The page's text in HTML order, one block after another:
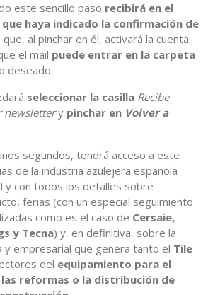
este sencillo paso recibirá en el
haya indicado la confirmación de
que, al pinchar en él, activará la cuenta
el mail puede entrar en la carpeta
deseado.
seleccionar la casilla Recibe
newslettery pinchar en Volver a
segundos, tendrá acceso a este
de la industria azulejera española
y con todos los detalles sobre
ferias (con un especial seguimiento
como es el caso de Cersaie,
y Tecna) y, en definitiva, sobre la
y empresarial que genera tanto el Tile
del equipamiento para el
las reformas o la distribución de